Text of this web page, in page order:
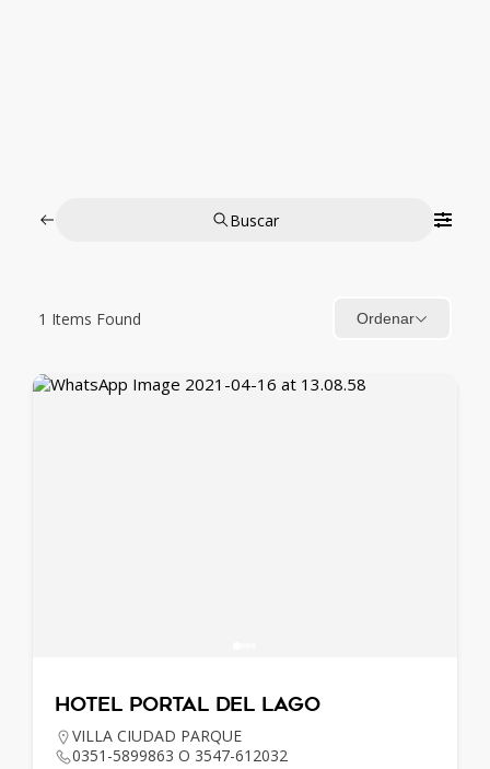
Buscar
1 Items Found Ordenar
HOTEL PORTAL DEL LAGO
VILLA CIUDAD PARQUE
0351-5899863 O 3547-612032